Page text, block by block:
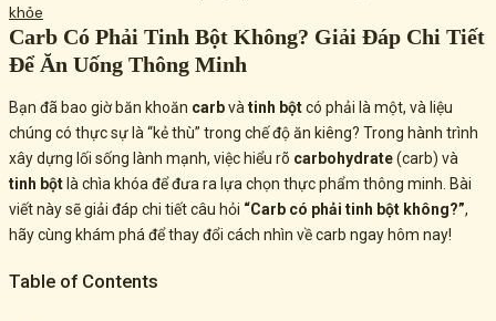
khỏe
Carb Có Phải Tinh Bột Không? Giải Đáp Chi Tiết
Để Ăn Uống Thông Minh
Bạn đã bao giờ băn khoăn carbvà tinh bộtcó phải là một, và liệu
chúng có thực sự là “kẻ thù” trong chế độ ăn kiêng? Trong hành trình
xây dựng lối sống lành mạnh, việc hiểu rõ carbohydrate(carb) và
tinh bột là chìa khóa để đưa ra lựa chọn thực phẩm thông minh. Bài
viết này sẽ giải đáp chi tiết câu hỏi “Carb có phải tinh bột không?”,
hãy cùng khám phá để thay đổi cách nhìn về carb ngay hôm nay!
Table of Contents